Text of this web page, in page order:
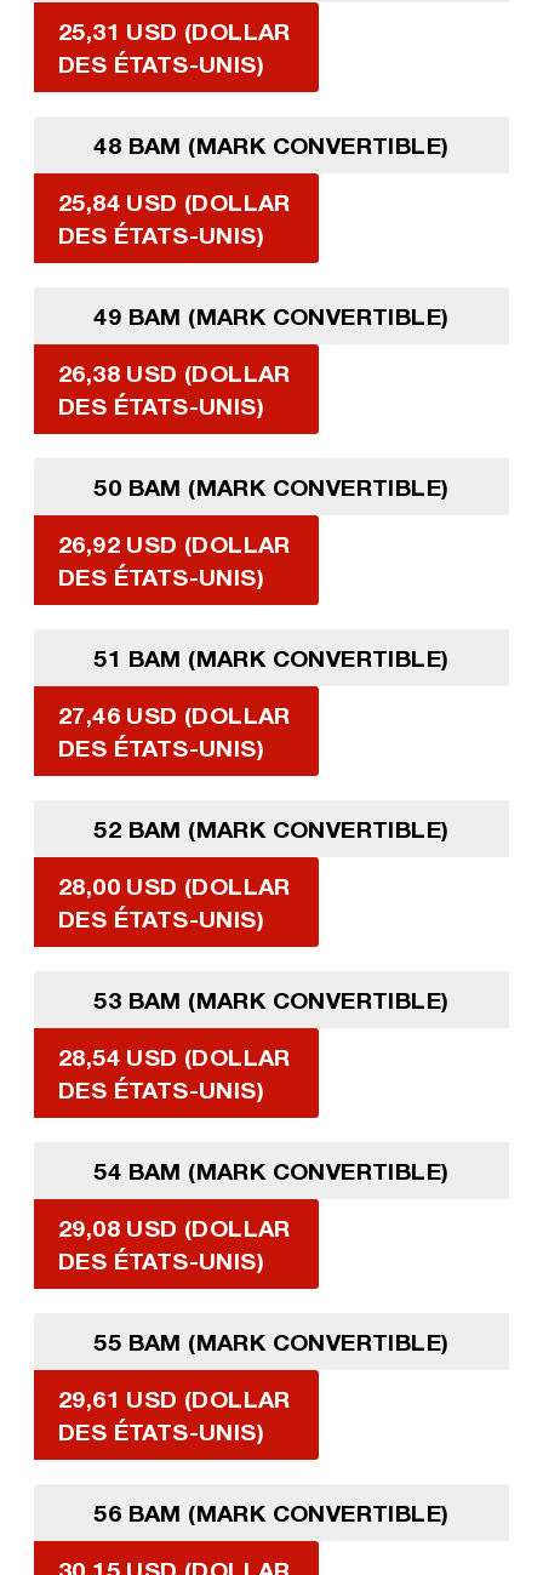
25,31 USD (DOLLAR
DES ÉTATS-UNIS)
48 BAM (MARK CONVERTIBLE)
25,84 USD (DOLLAR
DES ÉTATS-UNIS)
49 BAM (MARK CONVERTIBLE)
26,38 USD (DOLLAR
DES ÉTATS-UNIS)
50 BAM (MARK CONVERTIBLE)
26,92 USD (DOLLAR
DES ÉTATS-UNIS)
51 BAM (MARK CONVERTIBLE)
27,46 USD (DOLLAR
DES ÉTATS-UNIS)
52 BAM (MARK CONVERTIBLE)
28,00 USD (DOLLAR
DES ÉTATS-UNIS)
53 BAM (MARK CONVERTIBLE)
28,54 USD (DOLLAR
DES ÉTATS-UNIS)
54 BAM (MARK CONVERTIBLE)
29,08 USD (DOLLAR
DES ÉTATS-UNIS)
55 BAM (MARK CONVERTIBLE)
29,61 USD (DOLLAR
DES ÉTATS-UNIS)
56 BAM (MARK CONVERTIBLE)